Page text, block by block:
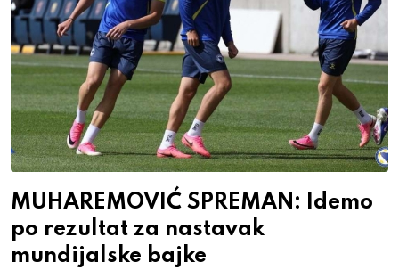
MUHAREMOVIĆ SPREMAN: Idemo
po rezultat za nastavak
mundijalske bajke